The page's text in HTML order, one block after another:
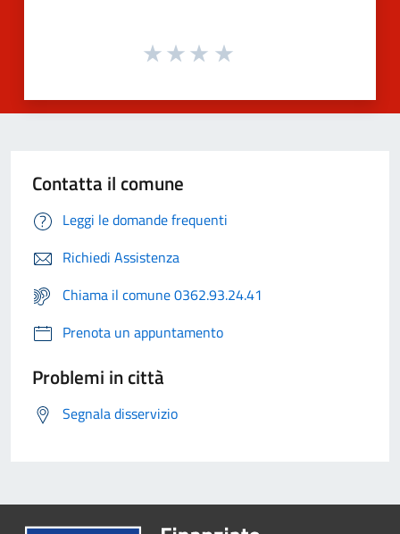
Contatta il comune
Leggi le domande frequenti
Richiedi Assistenza
Chiama il comune 0362.93.24.41
Prenota un appuntamento
Problemi in città
Segnala disservizio